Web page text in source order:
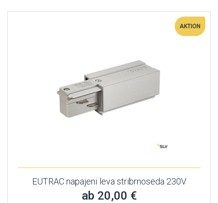
AKTION
EUTRAC napajeni leva stribrnoseda 230V
ab 20,00 €